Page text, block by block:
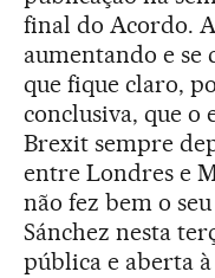
final do Acordo.
aumentando e se
que fique claro,
conclusiva, que o
Brexit sempre
entre Londres e
não fez bem o
Sánchez nesta
pública e aberta